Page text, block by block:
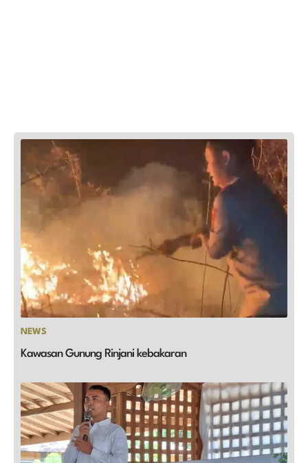
NEWS
Kawasan Gunung Rinjani kebakaran